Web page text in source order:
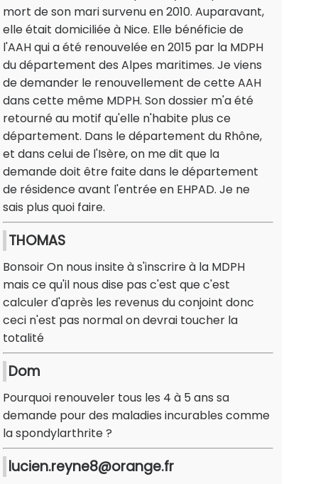
mort de son mari survenu en 2010. Auparavant,
elle était domiciliée à Nice. Elle bénéficie de
l'AAH qui a été renouvelée en 2015 par la MDPH
du département des Alpes maritimes. Je viens
de demander le renouvellement de cette AAH
dans cette même MDPH. Son dossier m'a été
retourné au motif qu'elle n'habite plus ce
département. Dans le département du Rhône,
et dans celui de l'Isère, on me dit que la
demande doit être faite dans le département
de résidence avant l'entrée en EHPAD. Je ne
sais plus quoi faire.
THOMAS
Bonsoir On nous insite à s'inscrire à la MDPH
mais ce qu'il nous dise pas c'est que c'est
calculer d'après les revenus du conjoint donc
ceci n'est pas normal on devrai toucher la
totalité
Dom
Pourquoi renouveler tous les 4 à 5 ans sa
demande pour des maladies incurables comme
la spondylarthrite ?
lucien.reyne8@orange.fr